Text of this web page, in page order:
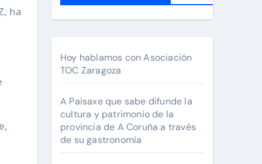
Hoy hablamos con Asociación
TOC Zaragoza
A Paisaxe que sabe difunde la
cultura y patrimonio de la
provincia de A Coruña a través
de su gastronomía